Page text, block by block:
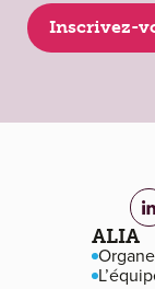
Inscrivez-
Navigation
ALIA